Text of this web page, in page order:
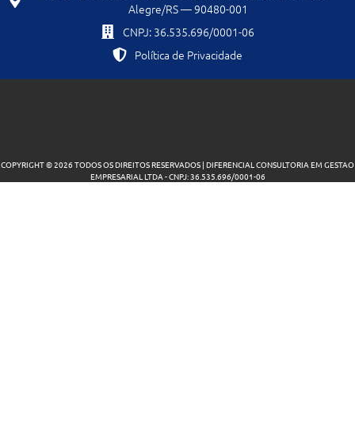
Alegre/RS — 90480-001
CNPJ: 36.535.696/0001-06
Política de Privacidade
COPYRIGHT © 2026 TODOS OS DIREITOS RESERVADOS | DIFERENCIAL CONSULTORIA EM GESTAO
EMPRESARIAL LTDA - CNPJ: 36.535.696/0001-06